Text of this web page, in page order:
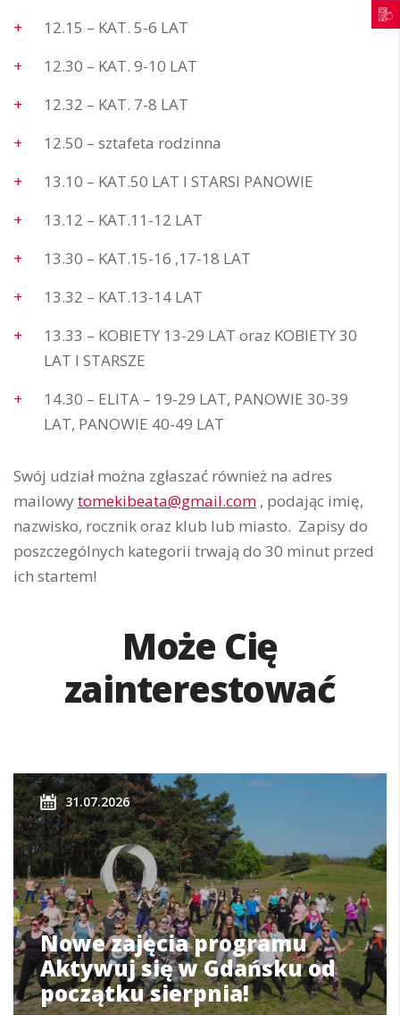
12.15 – KAT. 5-6 LAT
12.30 – KAT. 9-10 LAT
12.32 – KAT. 7-8 LAT
12.50 – sztafeta rodzinna
13.10 – KAT.50 LAT I STARSI PANOWIE
13.12 – KAT.11-12 LAT
13.30 – KAT.15-16 ,17-18 LAT
13.32 – KAT.13-14 LAT
13.33 – KOBIETY 13-29 LAT oraz KOBIETY 30
LAT I STARSZE
14.30 – ELITA – 19-29 LAT, PANOWIE 30-39
LAT, PANOWIE 40-49 LAT
Swój udział można zgłaszać również na adres
mailowytomekibeata@gmail.com , podając imię,
nazwisko, rocznik oraz klub lub miasto. Zapisy do
poszczególnych kategorii trwają do 30 minut przed
ich startem!
Może Cię
zainterestować
31.07.2026
Nowe zajęcia programu
Aktywuj się w Gdańsku od
początku sierpnia!